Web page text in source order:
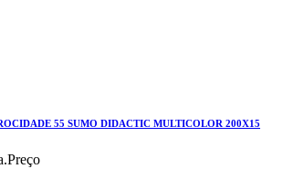
55 SUMO DIDACTIC MULTICOLOR 200X15
Preço